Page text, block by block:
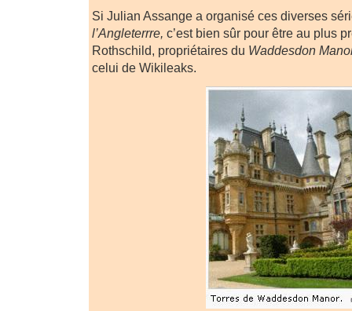
Si Julian Assange a organisé ces diverses
l’Angleterrre, c’est bien sûr pour être au plus
Rothschild, propriétaires du Waddesdon
celui de Wikileaks.